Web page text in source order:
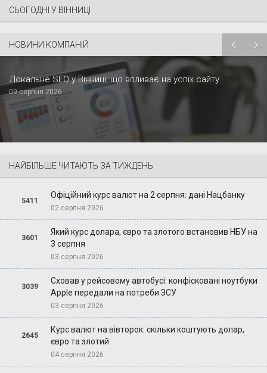
СЬОГОДНІ У ВІННИЦІ
НОВИНИ КОМПАНІЙ
Локальне SEO у Вінниці: що впливає на успіх сайту
09 серпня 2026
НАЙБІЛЬШЕ ЧИТАЮТЬ ЗА ТИЖДЕНЬ
5411
Офіційний курс валют на 2 серпня: дані Нацбанку
02 серпня 2026
3601
Який курс долара, євро та злотого встановив НБУ на
3 серпня
03 серпня 2026
3039
Сховав у рейсовому автобусі: конфісковані ноутбуки
Apple передали на потреби ЗСУ
03 серпня 2026
2645
Курс валют на вівторок: скільки коштують долар,
євро та злотий
04 серпня 2026